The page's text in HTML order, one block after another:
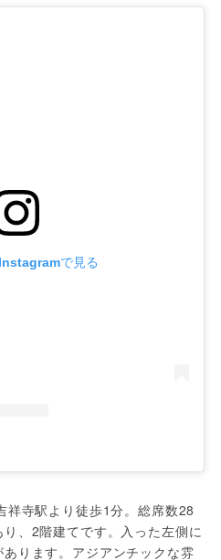
で見る
祥寺駅より徒歩1分。総席数28
、2階建てです。入った左側に
ります。アジアンチックな雰